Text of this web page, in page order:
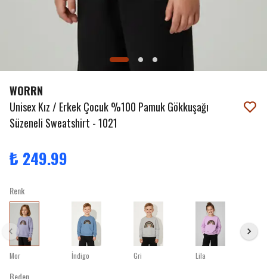
WORRN
Unisex Kız / Erkek Çocuk %100 Pamuk Gökkuşağı
Süzeneli Sweatshirt - 1021
₺ 249.99
Renk
Mor İndigo Gri Lila
Beden